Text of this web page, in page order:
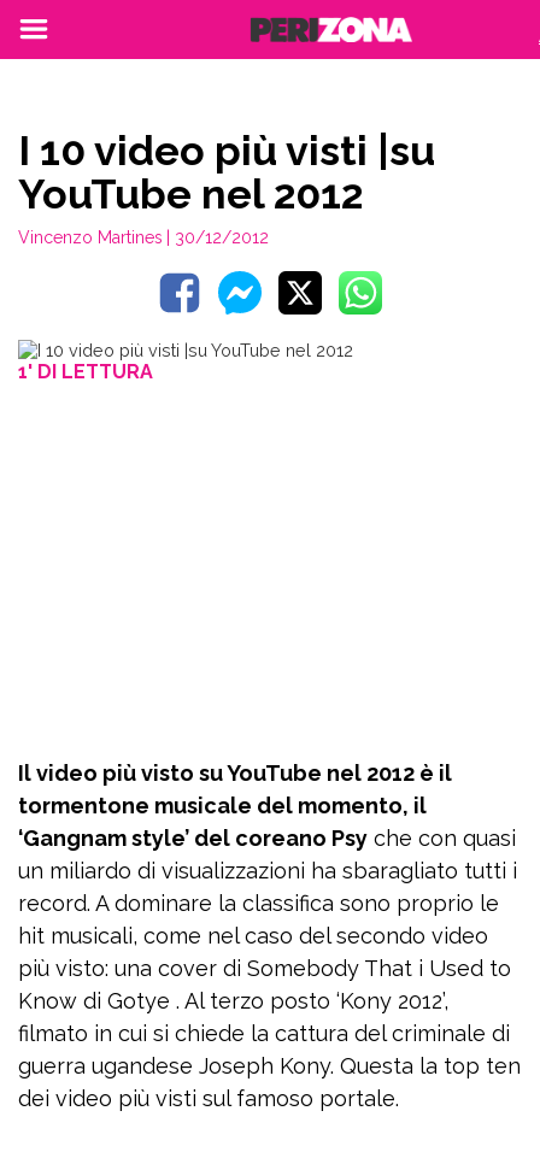
I 10 video più visti |su
YouTube nel 2012
Vincenzo Martines | 30/12/2012
1' DI LETTURA
Il video più visto su YouTube nel 2012 è il
tormentone musicale del momento, il
‘Gangnam style’ del coreano Psy che con quasi
un miliardo di visualizzazioni ha sbaragliato tutti i
record. A dominare la classifica sono proprio le
hit musicali, come nel caso del secondo video
più visto: una cover di Somebody That i Used to
Know di Gotye . Al terzo posto ‘Kony 2012’,
filmato in cui si chiede la cattura del criminale di
guerra ugandese Joseph Kony. Questa la top ten
dei video più visti sul famoso portale.